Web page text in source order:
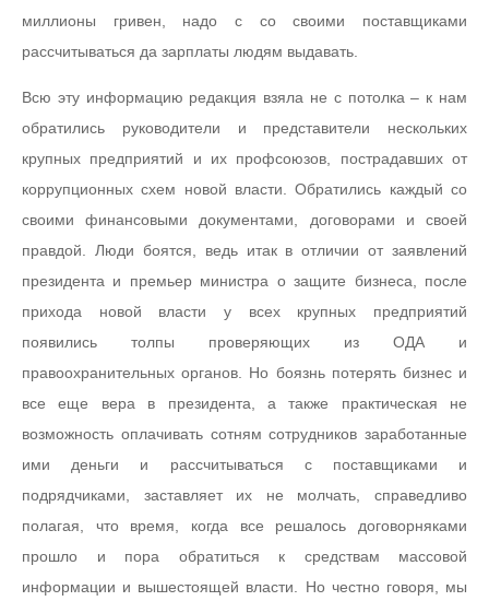
миллионы гривен, надо с со своими поставщиками
рассчитываться да зарплаты людям выдавать.
Всю эту информацию редакция взяла не с потолка – к нам
обратились руководители и представители нескольких
крупных предприятий и их профсоюзов, пострадавших от
коррупционных схем новой власти. Обратились каждый со
своими финансовыми документами, договорами и своей
правдой. Люди боятся, ведь итак в отличии от заявлений
президента и премьер министра о защите бизнеса, после
прихода новой власти у всех крупных предприятий
появились толпы проверяющих из ОДА и
правоохранительных органов. Но боязнь потерять бизнес и
все еще вера в президента, а также практическая не
возможность оплачивать сотням сотрудников заработанные
ими деньги и рассчитываться с поставщиками и
подрядчиками, заставляет их не молчать, справедливо
полагая, что время, когда все решалось договорняками
прошло и пора обратиться к средствам массовой
информации и вышестоящей власти. Но честно говоря, мы